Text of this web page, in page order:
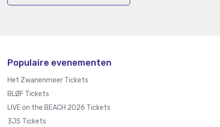
Populaire evenementen
Het Zwanenmeer Tickets
BLØF Tickets
LIVE on the BEACH 2026 Tickets
3JS Tickets